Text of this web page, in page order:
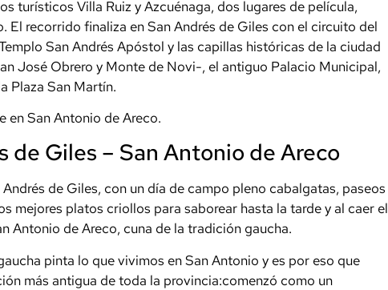
turísticos Villa Ruiz y Azcuénaga, dos lugares de película,
El recorrido finaliza en San Andrés de Giles con el circuito del
San Andrés Apóstol y las capillas históricas de la ciudad
José Obrero y Monte de Novi-, el antiguo Palacio Municipal,
Plaza San Martín.
en San Antonio de Areco.
de Giles – San Antonio de Areco
de Giles, con un día de campo pleno cabalgatas, paseos
mejores platos criollos para saborear hasta la tarde y al caer el
Antonio de Areco, cuna de la tradición gaucha.
pinta lo que vivimos en San Antonio y es por eso que
más antigua de toda la provincia:comenzó como un